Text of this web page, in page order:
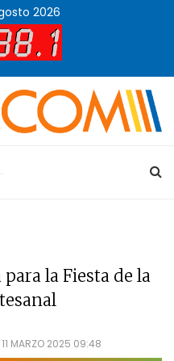
2026
la Fiesta de la
11 MARZO 2025 09:48